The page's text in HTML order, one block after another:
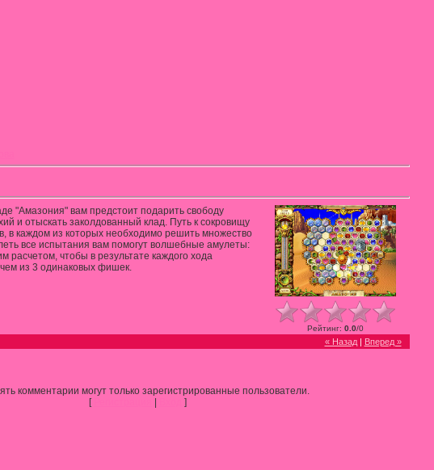
"Амазония" вам предстоит подарить свободу
и отыскать заколдованный клад. Путь к сокровищу
в каждом из которых необходимо решить множество
все испытания вам помогут волшебные амулеты:
расчетом, чтобы в результате каждого хода
из 3 одинаковых фишек.
Рейтинг: 0.0/0
« Назад| Вперед »
комментарии могут только зарегистрированные пользователи.
[
]